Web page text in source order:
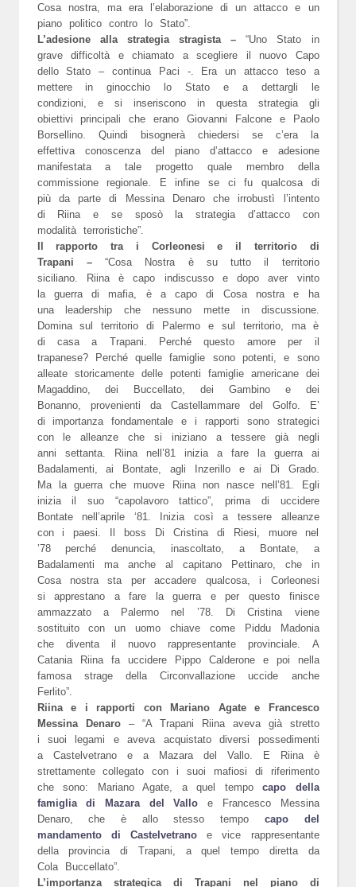
Cosa nostra, ma era l’elaborazione di un attacco e un
piano politico contro lo Stato”.
L’adesione alla strategia stragista – “Uno Stato in
grave difficoltà e chiamato a scegliere il nuovo Capo
dello Stato – continua Paci -. Era un attacco teso a
mettere in ginocchio lo Stato e a dettargli le
condizioni, e si inseriscono in questa strategia gli
obiettivi principali che erano Giovanni Falcone e Paolo
Borsellino. Quindi bisognerà chiedersi se c’era la
effettiva conoscenza del piano d’attacco e adesione
manifestata a tale progetto quale membro della
commissione regionale. E infine se ci fu qualcosa di
più da parte di Messina Denaro che irrobustì l’intento
di Riina e se sposò la strategia d’attacco con
modalità terroristiche”.
Il rapporto tra i Corleonesi e il territorio di
Trapani –“Cosa Nostra è su tutto il territorio
siciliano. Riina è capo indiscusso e dopo aver vinto
la guerra di mafia, è a capo di Cosa nostra e ha
una leadership che nessuno mette in discussione.
Domina sul territorio di Palermo e sul territorio, ma è
di casa a Trapani. Perché questo amore per il
trapanese? Perché quelle famiglie sono potenti, e sono
alleate storicamente delle potenti famiglie americane dei
Magaddino, dei Buccellato, dei Gambino e dei
Bonanno, provenienti da Castellammare del Golfo. E’
di importanza fondamentale e i rapporti sono strategici
con le alleanze che si iniziano a tessere già negli
anni settanta. Riina nell’81 inizia a fare la guerra ai
Badalamenti, ai Bontate, agli Inzerillo e ai Di Grado.
Ma la guerra che muove Riina non nasce nell’81. Egli
inizia il suo “capolavoro tattico”, prima di uccidere
Bontate nell’aprile ‘81. Inizia così a tessere alleanze
con i paesi. Il boss Di Cristina di Riesi, muore nel
’78 perché denuncia, inascoltato, a Bontate, a
Badalamenti ma anche al capitano Pettinaro, che in
Cosa nostra sta per accadere qualcosa, i Corleonesi
si apprestano a fare la guerra e per questo finisce
ammazzato a Palermo nel ’78. Di Cristina viene
sostituito con un uomo chiave come Piddu Madonia
che diventa il nuovo rappresentante provinciale. A
Catania Riina fa uccidere Pippo Calderone e poi nella
famosa strage della Circonvallazione uccide anche
Ferlito”.
Riina e i rapporti con Mariano Agate e Francesco
Messina Denaro – “A Trapani Riina aveva già stretto
i suoi legami e aveva acquistato diversi possedimenti
a Castelvetrano e a Mazara del Vallo. E Riina è
strettamente collegato con i suoi mafiosi di riferimento
che sono: Mariano Agate, a quel tempo capo della
famiglia di Mazara del Vallo e Francesco Messina
Denaro, che è allo stesso tempo capo del
mandamento di Castelvetranoe vice rappresentante
della provincia di Trapani, a quel tempo diretta da
Cola Buccellato”.
L’importanza strategica di Trapani nel piano di